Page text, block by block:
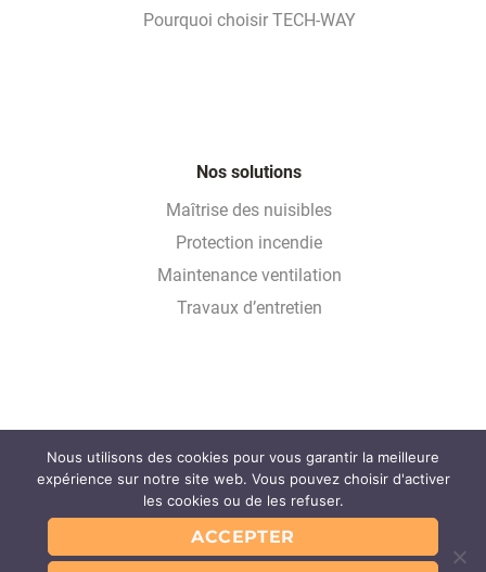
Pourquoi choisir TECH-WAY
Nos solutions
Maîtrise des nuisibles
Protection incendie
Maintenance ventilation
Travaux d’entretien
Glossaire
FAQ
Partenaires
Contact
Nous utilisons des cookies pour vous garantir la meilleure
expérience sur notre site web. Vous pouvez choisir d'activer
les cookies ou de les refuser.
ACCEPTER